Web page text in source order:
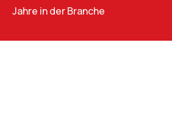
Jahre in der Branche